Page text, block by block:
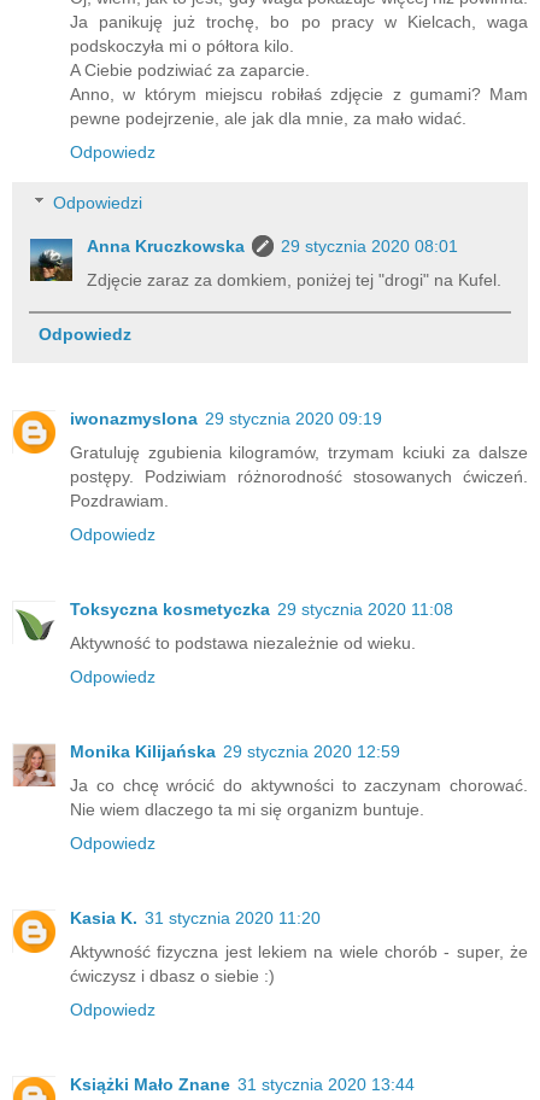
Ja panikuję już trochę, bo po pracy w Kielcach, waga
podskoczyła mi o półtora kilo.
A Ciebie podziwiać za zaparcie.
Anno, w którym miejscu robiłaś zdjęcie z gumami? Mam
pewne podejrzenie, ale jak dla mnie, za mało widać.
Odpowiedz
Odpowiedzi
Anna Kruczkowska
29 stycznia 2020 08:01
Zdjęcie zaraz za domkiem, poniżej tej "drogi" na Kufel.
Odpowiedz
iwonazmyslona 29 stycznia 2020 09:19
Gratuluję zgubienia kilogramów, trzymam kciuki za dalsze
postępy. Podziwiam różnorodność stosowanych ćwiczeń.
Pozdrawiam.
Odpowiedz
Toksyczna kosmetyczka 29 stycznia 2020 11:08
Aktywność to podstawa niezależnie od wieku.
Odpowiedz
Monika Kilijańska 29 stycznia 2020 12:59
Ja co chcę wrócić do aktywności to zaczynam chorować.
Nie wiem dlaczego ta mi się organizm buntuje.
Odpowiedz
Kasia K. 31 stycznia 2020 11:20
Aktywność fizyczna jest lekiem na wiele chorób - super, że
ćwiczysz i dbasz o siebie :)
Odpowiedz
Książki Mało Znane 31 stycznia 2020 13:44